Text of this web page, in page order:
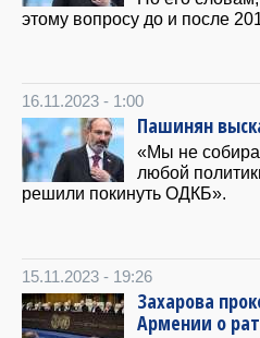
этому вопросу до и после
16.11.2023 - 1:00
Пашинян
«Мы не
любой
решили покинуть ОДКБ».
15.11.2023 - 19:26
Захарова
Армении о